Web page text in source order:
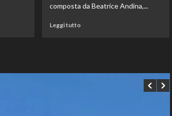
trasparenza”
composta da Beatrice Andina,...
Leggi tutto
artistico,